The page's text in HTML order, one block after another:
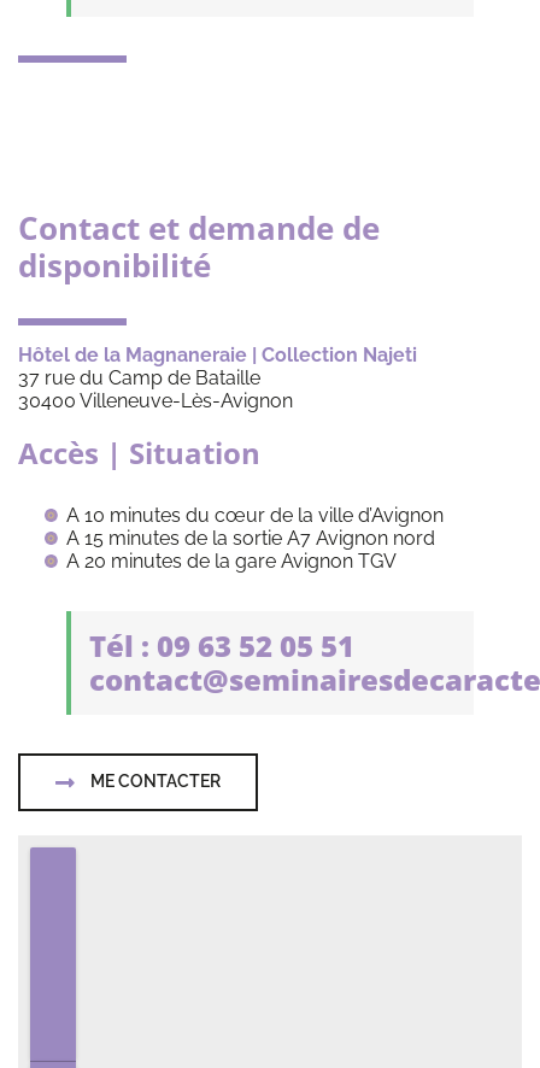
Contact et demande de
disponibilité
Hôtel de la Magnaneraie | Collection Najeti
37 rue du Camp de Bataille
30400 Villeneuve-Lès-Avignon
Accès | Situation
A 10 minutes du cœur de la ville d’Avignon
A 15 minutes de la sortie A7 Avignon nord
A 20 minutes de la gare Avignon TGV
Tél : 09 63 52 05 51
ME CONTACTER